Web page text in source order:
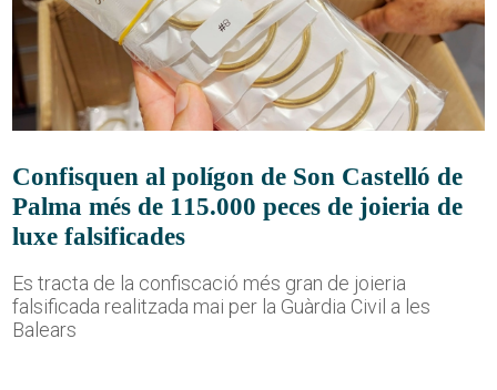
Confisquen al polígon de Son Castelló de
Palma més de 115.000 peces de joieria de
luxe falsificades
Es tracta de la confiscació més gran de joieria
falsificada realitzada mai per la Guàrdia Civil a les
Balears